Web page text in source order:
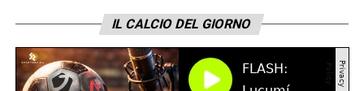
contro uno in campo. Loro sono fisicamente
molto forti e veloci, ma anche noi abbiamo
qualche qualità»
IL CALCIO DEL GIORNO